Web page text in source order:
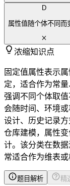
D
属性值随个体不同而
浓缩知识点
固定值属性表示
定，适合作为常
强调不同个体取
会随时间、环境
设计、历史记录
仓库建模，属性
计。该分类在数
常适合作为维表或
题目解析 精